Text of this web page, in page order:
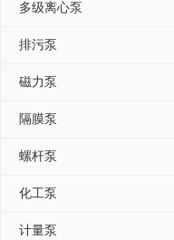
多级离心泵
排污泵
磁力泵
隔膜泵
螺杆泵
化工泵
计量泵